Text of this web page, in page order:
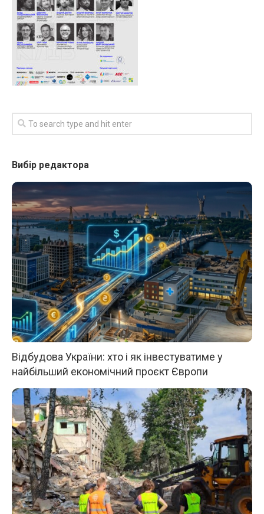
Вибір редактора
Відбудова України: хто і як інвестуватиме у
найбільший економічний проєкт Європи